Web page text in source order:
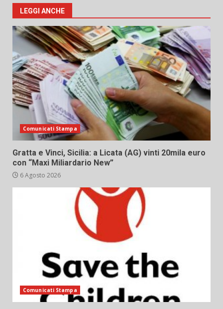
LEGGI ANCHE
Comunicati Stampa
Gratta e Vinci, Sicilia: a Licata (AG) vinti 20mila euro
con “Maxi Miliardario New”
6 Agosto 2026
Comunicati Stampa